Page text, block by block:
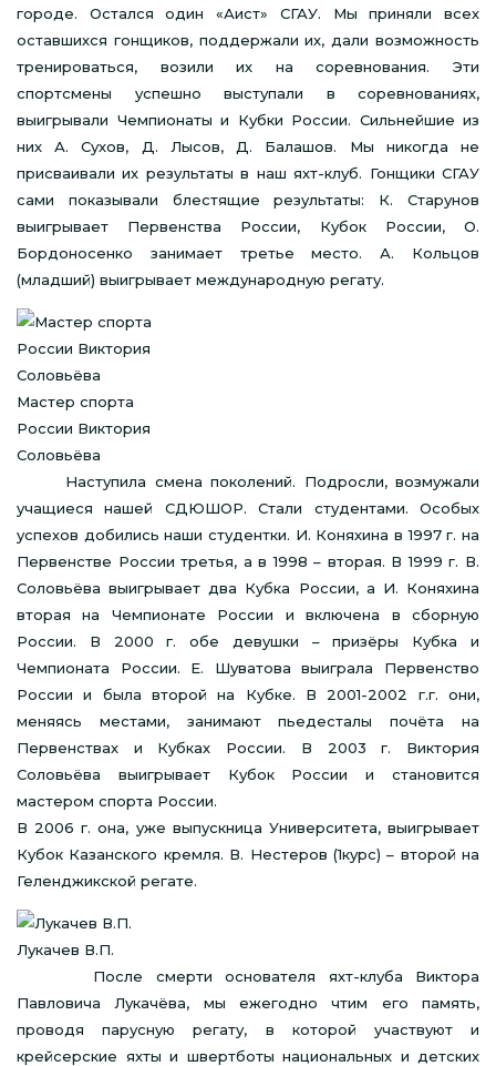
городе. Остался один «Аист» СГАУ. Мы приняли всех
оставшихся гонщиков, поддержали их, дали возможность
тренироваться, возили их на соревнования. Эти
спортсмены успешно выступали в соревнованиях,
выигрывали Чемпионаты и Кубки России. Сильнейшие из
них А. Сухов, Д. Лысов, Д. Балашов. Мы никогда не
присваивали их результаты в наш яхт-клуб. Гонщики СГАУ
сами показывали блестящие результаты: К. Старунов
выигрывает Первенства России, Кубок России, О.
Бордоносенко занимает третье место. А. Кольцов
(младший) выигрывает международную регату.
Мастер спорта
России Виктория
Соловьёва
Наступила смена поколений. Подросли, возмужали
учащиеся нашей СДЮШОР. Стали студентами. Особых
успехов добились наши студентки. И. Коняхина в 1997 г. на
Первенстве России третья, а в 1998 – вторая. В 1999 г. В.
Соловьёва выигрывает два Кубка России, а И. Коняхина
вторая на Чемпионате России и включена в сборную
России. В 2000 г. обе девушки – призёры Кубка и
Чемпионата России. Е. Шуватова выиграла Первенство
России и была второй на Кубке. В 2001-2002 г.г. они,
меняясь местами, занимают пьедесталы почёта на
Первенствах и Кубках России. В 2003 г. Виктория
Соловьёва выигрывает Кубок России и становится
мастером спорта России.
В 2006 г. она, уже выпускница Университета, выигрывает
Кубок Казанского кремля. В. Нестеров (1курс) – второй на
Геленджикской регате.
Лукачев В.П.
После смерти основателя яхт-клуба Виктора
Павловича Лукачёва, мы ежегодно чтим его память,
проводя парусную регату, в которой участвуют и
крейсерские яхты и швертботы национальных и детских